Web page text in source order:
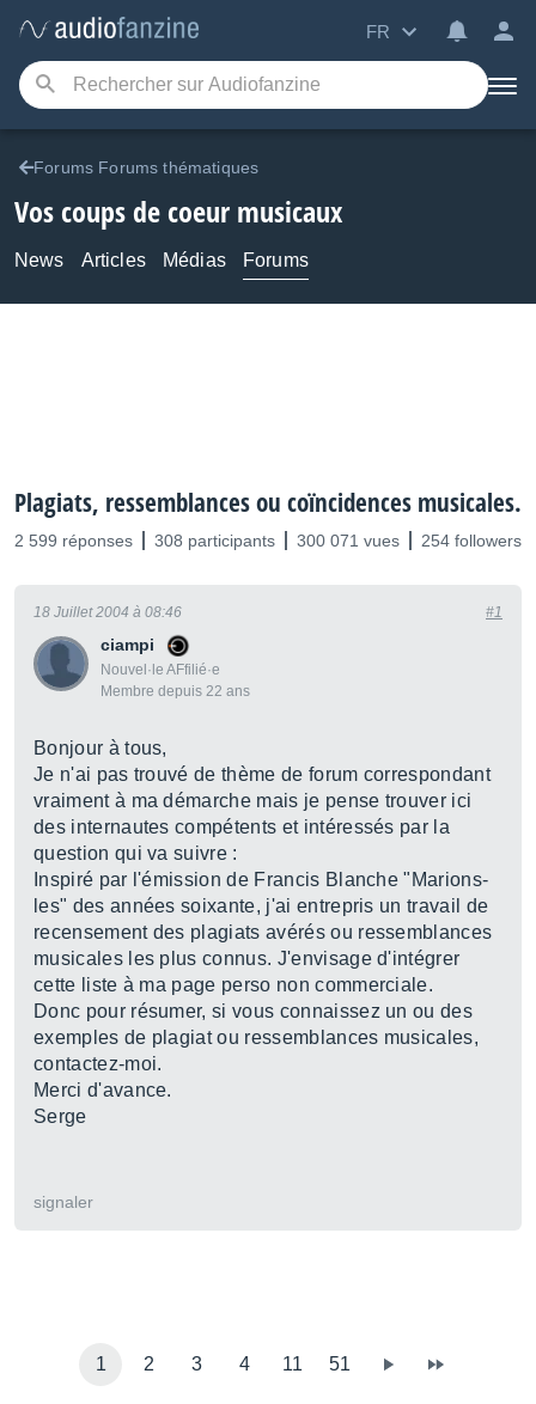
FR
Forums Forums thématiques
Vos coups de coeur musicaux
News Articles Médias Forums
Plagiats, ressemblances ou coïncidences musicales.
2 599 réponses 308 participants 300 071 vues 254 followers
ciampi
Nouvel·le AFfilié·e
Membre depuis 22 ans
18 Juillet 2004 à 08:46 #1
Bonjour à tous,
Je n'ai pas trouvé de thème de forum correspondant
vraiment à ma démarche mais je pense trouver ici
des internautes compétents et intéressés par la
question qui va suivre :
Inspiré par l'émission de Francis Blanche "Marions-
les" des années soixante, j'ai entrepris un travail de
recensement des plagiats avérés ou ressemblances
musicales les plus connus. J'envisage d'intégrer
cette liste à ma page perso non commerciale.
Donc pour résumer, si vous connaissez un ou des
exemples de plagiat ou ressemblances musicales,
contactez-moi.
Merci d'avance.
Serge
signaler
1 2 3 4 11 51